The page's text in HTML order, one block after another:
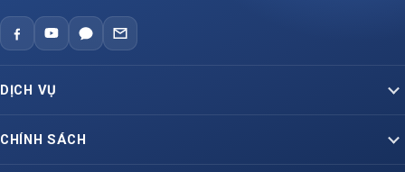
DỊCH VỤ
Vận Tải Container Bắc – Nam
Vận Tải Container Lạnh
CHÍNH SÁCH